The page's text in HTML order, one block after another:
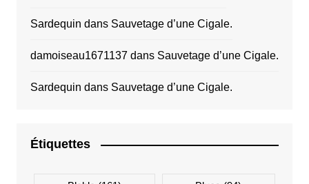
Sardequin dans Sauvetage d’une Cigale.
damoiseau1671137dans Sauvetage d’une Cigale.
Sardequin dans Sauvetage d’une Cigale.
Étiquettes